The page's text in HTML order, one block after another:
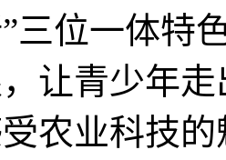
三位一体特
让青少年
农业科技